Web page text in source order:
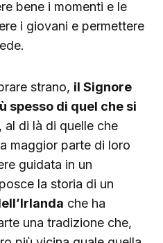
bene i momenti e le
i giovani e permettere
strano, il Signore
spesso di quel che si
al di là di quelle che
maggior parte di loro
guidata in un
la storia di un
che ha
una tradizione che,